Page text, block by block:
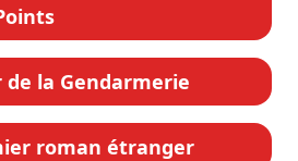
de la Gendarmerie
roman étranger